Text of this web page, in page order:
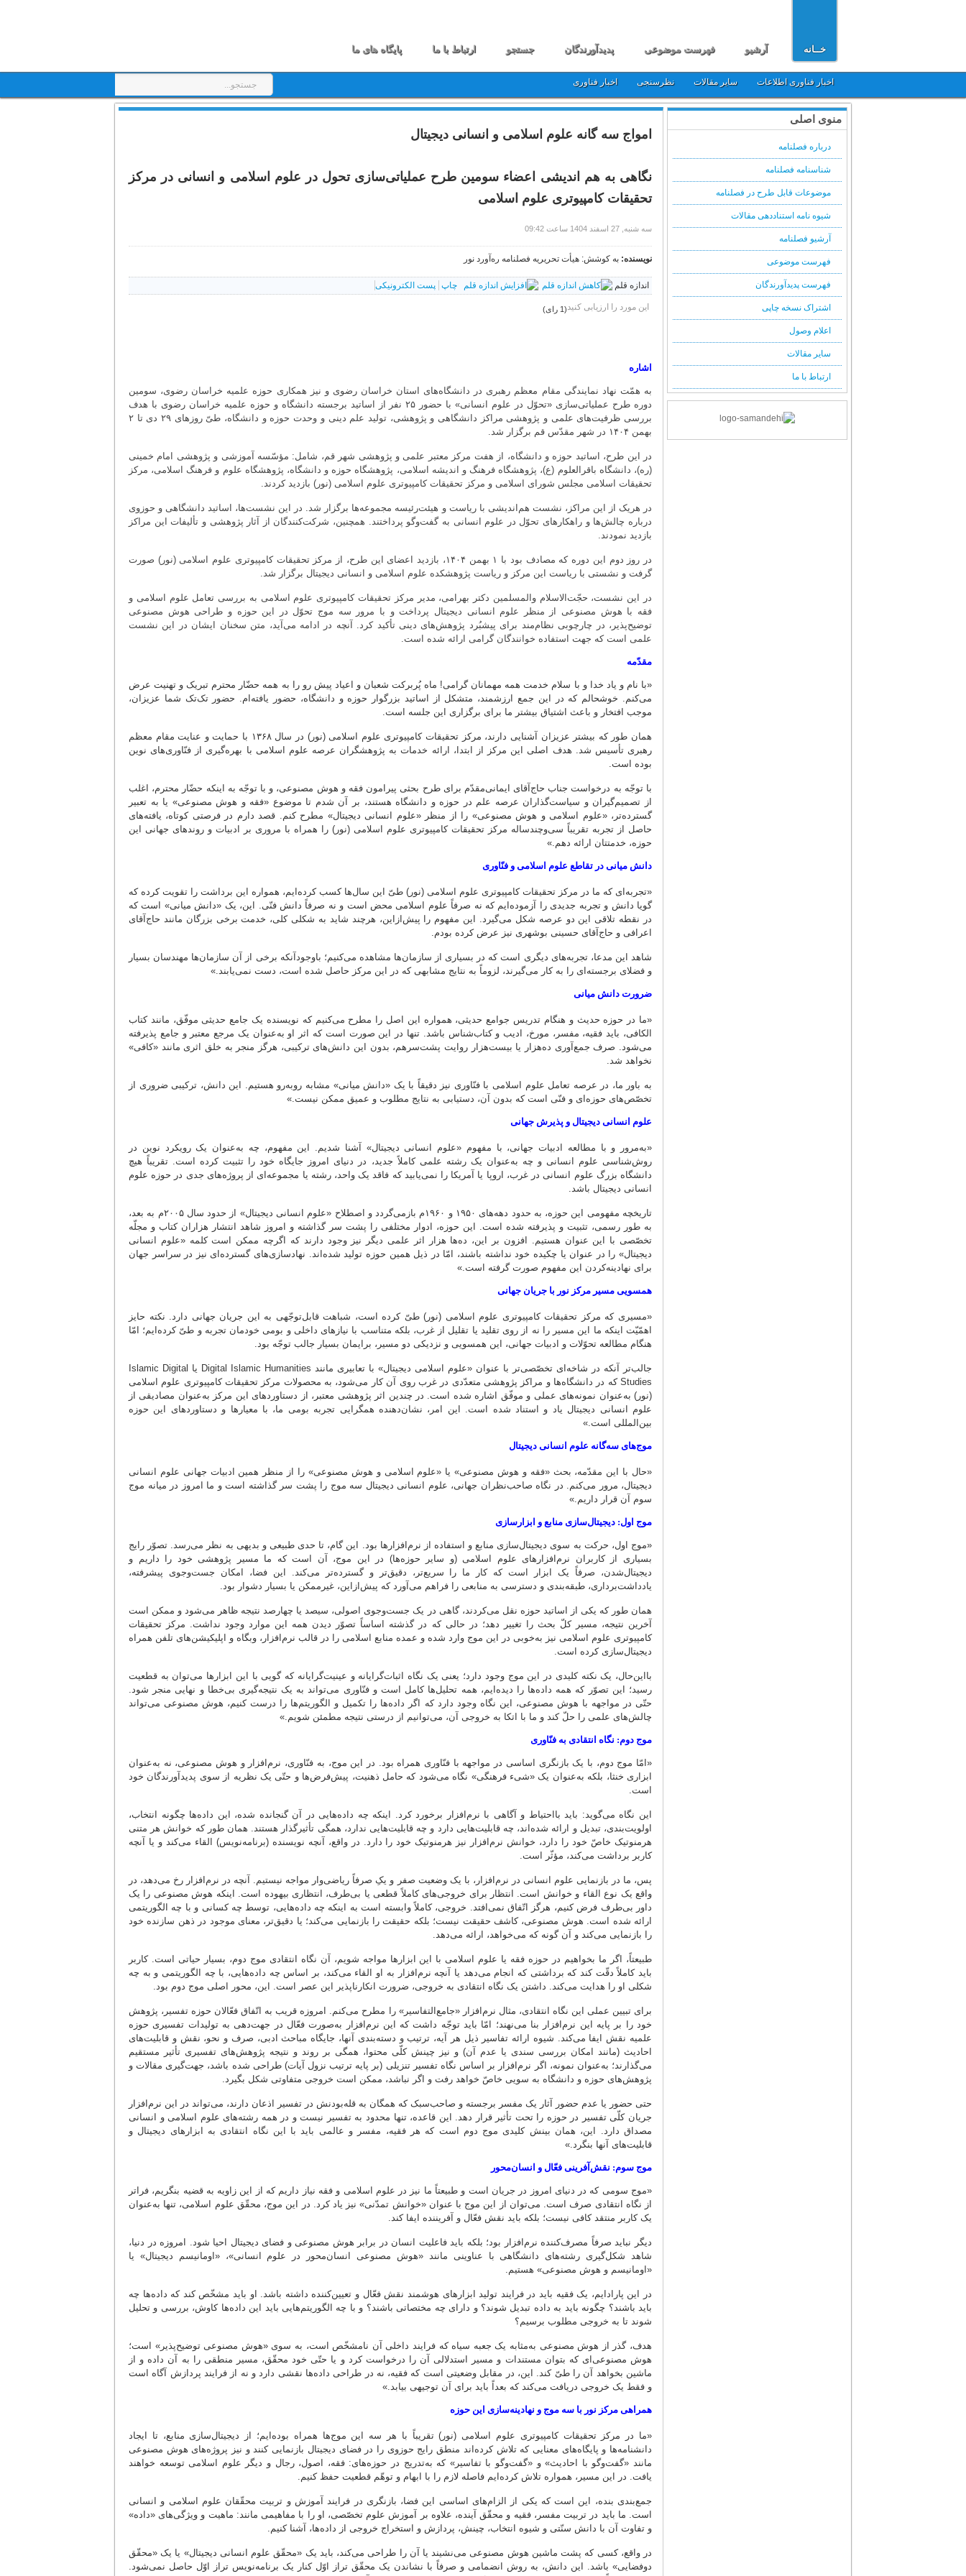
خــانه آرشیو فهرست موضوعی پدیدآورندگان جستجو ارتباط با ما پایگاه های ما
اخبار فناوری اطلاعات سایر مقالات نظرسنجی اخبار فناوری
امواج سه گانه علوم اسلامی و انسانی دیجیتال
نگاهی به هم اندیشی اعضاء سومین طرح عملیاتی‌سازی تحول در علوم اسلامی و انسانی در مرکز
تحقیقات کامپیوتری علوم اسلامی
سه شنبه, 27 اسفند 1404 ساعت 09:42
نویسنده: به کوشش: هیأت تحریریه فصلنامه ره‌آورد نور
اندازه قلم چاپ پست الکترونیکی
این مورد را ارزیابی کنید(1 رای)
اشاره
به همّت نهاد نمایندگی مقام معظم رهبری در دانشگاه‌های استان خراسان رضوی و نیز همکاری حوزه علمیه خراسان رضوی، سومین
دوره طرح عملیاتی‌سازی «تحوّل در علوم انسانی» با حضور ۲۵ نفر از اساتید برجسته دانشگاه و حوزه علمیه خراسان رضوی با هدف
بررسی ظرفیت‌های علمی و پژوهشی مراکز دانشگاهی و پژوهشی، تولید علم دینی و وحدت حوزه و دانشگاه، طیّ روزهای ۲۹ دی تا ۲
بهمن ۱۴۰۴ در شهر مقدّس قم برگزار شد.
در این طرح، اساتید حوزه و دانشگاه، از هفت مرکز معتبر علمی و پژوهشی شهر قم، شامل: مؤسّسه آموزشی و پژوهشی امام خمینی
(ره)، دانشگاه باقرالعلوم (ع)، پژوهشگاه فرهنگ و اندیشه اسلامی، پژوهشگاه حوزه و دانشگاه، پژوهشگاه علوم و فرهنگ اسلامی، مرکز
تحقیقات اسلامی مجلس شورای اسلامی و مرکز تحقیقات کامپیوتری علوم اسلامی (نور) بازدید کردند.
در هریک از این مراکز، نشست هم‌اندیشی با ریاست و هیئت‌رئیسه مجموعه‌ها برگزار شد. در این نشست‌ها، اساتید دانشگاهی و حوزوی
درباره چالش‌ها و راهکارهای تحوّل در علوم انسانی به گفت‌وگو پرداختند. همچنین، شرکت‌کنندگان از آثار پژوهشی و تألیفات این مراکز
بازدید نمودند.
در روز دوم این دوره که مصادف بود با ۱ بهمن ۱۴۰۴، بازدید اعضای این طرح، از مرکز تحقیقات کامپیوتری علوم اسلامی (نور) صورت
گرفت و نشستی با ریاست این مرکز و ریاست پژوهشکده علوم اسلامی و انسانی دیجیتال برگزار شد.
در این نشست، حجّت‌الاسلام والمسلمین دکتر بهرامی، مدیر مرکز تحقیقات کامپیوتری علوم اسلامی به بررسی تعامل علوم اسلامی و
فقه با هوش مصنوعی از منظر علوم انسانی دیجیتال پرداخت و با مرور سه موج تحوّل در این حوزه و طراحی هوش مصنوعی
توضیح‌پذیر، در چارچوبی نظام‌مند برای پیشبُرد پژوهش‌های دینی تأکید کرد. آنچه در ادامه می‌آید، متن سخنان ایشان در این نشست
علمی است که جهت استفاده خوانندگان گرامی ارائه شده است.
مقدّمه
«با نام و یاد خدا و با سلام خدمت همه مهمانان گرامی! ماه پُربرکت شعبان و اعیاد پیش رو را به همه حضّار محترم تبریک و تهنیت عرض
می‌کنم. خوشحالم که در این جمع ارزشمند، متشکل از اساتید بزرگوار حوزه و دانشگاه، حضور یافته‌ام. حضور تک‌تک شما عزیزان،
موجب افتخار و باعث اشتیاق بیشتر ما برای برگزاری این جلسه است.
همان طور که بیشتر عزیزان آشنایی دارند، مرکز تحقیقات کامپیوتری علوم اسلامی (نور) در سال ۱۳۶۸ با حمایت و عنایت مقام معظم
رهبری تأسیس شد. هدف اصلی این مرکز از ابتدا، ارائه خدمات به پژوهشگران عرصه علوم اسلامی با بهره‌گیری از فنّاوری‌های نوین
بوده است.
با توجّه به درخواست جناب حاج‌آقای ایمانی‌مقدّم برای طرح بحثی پیرامون فقه و هوش مصنوعی، و با توجّه به اینکه حضّار محترم، اغلب
از تصمیم‌گیران و سیاست‌گذاران عرصه علم در حوزه و دانشگاه هستند، بر آن شدم تا موضوع «فقه و هوش مصنوعی» یا به تعبیر
گسترده‌تر، «علوم اسلامی و هوش مصنوعی» را از منظر «علوم انسانی دیجیتال» مطرح کنم. قصد دارم در فرصتی کوتاه، یافته‌های
حاصل از تجربه تقریباً سی‌وچندساله مرکز تحقیقات کامپیوتری علوم اسلامی (نور) را همراه با مروری بر ادبیات و روندهای جهانی این
حوزه، خدمتتان ارائه دهم.»
دانش میانی در تقاطع علوم اسلامی و فنّاوری
«تجربه‌ای که ما در مرکز تحقیقات کامپیوتری علوم اسلامی (نور) طیّ این سال‌ها کسب کرده‌ایم، همواره این برداشت را تقویت کرده که
گویا دانش و تجربه جدیدی را آزموده‌ایم که نه صرفاً علوم اسلامی محض است و نه صرفاً دانش فنّی. این، یک «دانش میانی» است که
در نقطه تلاقی این دو عرصه شکل می‌گیرد. این مفهوم را پیش‌ازاین، هرچند شاید به شکلی کلی، خدمت برخی بزرگان مانند حاج‌آقای
اعرافی و حاج‌آقای حسینی بوشهری نیز عرض کرده بودم.
شاهد این مدعا، تجربه‌های دیگری است که در بسیاری از سازمان‌ها مشاهده می‌کنیم؛ باوجودآنکه برخی از آن سازمان‌ها مهندسان بسیار
و فضلای برجسته‌ای را به کار می‌گیرند، لزوماً به نتایج مشابهی که در این مرکز حاصل شده است، دست نمی‌یابند.»
ضرورت دانش میانی
«ما در حوزه حدیث و هنگام تدریس جوامع حدیثی، همواره این اصل را مطرح می‌کنیم که نویسنده یک جامع حدیثی موفّق، مانند کتاب
الکافی، باید فقیه، مفسر، مورخ، ادیب و کتاب‌شناس باشد. تنها در این صورت است که اثر او به‌عنوان یک مرجع معتبر و جامع پذیرفته
می‌شود. صرف جمع‌آوری ده‌هزار یا بیست‌هزار روایت پشت‌سرهم، بدون این دانش‌های ترکیبی، هرگز منجر به خلق اثری مانند «کافی»
نخواهد شد.
به باور ما، در عرصه تعامل علوم اسلامی با فنّاوری نیز دقیقاً با یک «دانش میانی» مشابه روبه‌رو هستیم. این دانش، ترکیبی ضروری از
تخصّص‌های حوزه‌ای و فنّی است که بدون آن، دستیابی به نتایج مطلوب و عمیق ممکن نیست.»
علوم انسانی دیجیتال و پذیرش جهانی
«به‌مرور و با مطالعه ادبیات جهانی، با مفهوم «علوم انسانی دیجیتال» آشنا شدیم. این مفهوم، چه به‌عنوان یک رویکرد نوین در
روش‌شناسی علوم انسانی و چه به‌عنوان یک رشته علمی کاملاً جدید، در دنیای امروز جایگاه خود را تثبیت کرده است. تقریباً هیچ
دانشگاه بزرگ علوم انسانی در غرب، اروپا یا آمریکا را نمی‌یابید که فاقد یک واحد، رشته یا مجموعه‌ای از پروژه‌های جدی در حوزه علوم
انسانی دیجیتال باشد.
تاریخچه مفهومی این حوزه، به حدود دهه‌های ۱۹۵۰ و ۱۹۶۰م بازمی‌گردد و اصطلاح «علوم انسانی دیجیتال» از حدود سال ۲۰۰۵م به بعد،
به طور رسمی، تثبیت و پذیرفته شده است. این حوزه، ادوار مختلفی را پشت سر گذاشته و امروز شاهد انتشار هزاران کتاب و مجلّه
تخصّصی با این عنوان هستیم. افزون بر این، ده‌ها هزار اثر علمی دیگر نیز وجود دارند که اگرچه ممکن است کلمه «علوم انسانی
دیجیتال» را در عنوان یا چکیده خود نداشته باشند، امّا در ذیل همین حوزه تولید شده‌اند. نهادسازی‌های گسترده‌ای نیز در سراسر جهان
برای نهادینه‌کردن این مفهوم صورت گرفته است.»
همسویی مسیر مرکز نور با جریان جهانی
«مسیری که مرکز تحقیقات کامپیوتری علوم اسلامی (نور) طیّ کرده است، شباهت قابل‌توجّهی به این جریان جهانی دارد. نکته حایز
اهمّیّت اینکه ما این مسیر را نه از روی تقلید یا تقلیل از غرب، بلکه متناسب با نیازهای داخلی و بومی خودمان تجربه و طیّ کرده‌ایم؛ امّا
هنگام مطالعه تحوّلات و ادبیات جهانی، این همسویی و نزدیکی دو مسیر، برایمان بسیار جالب توجّه بود.
جالب‌تر آنکه در شاخه‌ای تخصّصی‌تر با عنوان «علوم اسلامی دیجیتال» با تعابیری مانند Digital Islamic Humanities یا Islamic Digital
Studies که در دانشگاه‌ها و مراکز پژوهشی متعدّدی در غرب روی آن کار می‌شود، به محصولات مرکز تحقیقات کامپیوتری علوم اسلامی
(نور) به‌عنوان نمونه‌های عملی و موفّق اشاره شده است. در چندین اثر پژوهشی معتبر، از دستاوردهای این مرکز به‌عنوان مصادیقی از
علوم انسانی دیجیتال یاد و استناد شده است. این امر، نشان‌دهنده همگرایی تجربه بومی ما، با معیارها و دستاوردهای این حوزه
بین‌المللی است.»
موج‌های سه‌گانه علوم انسانی دیجیتال
«حال با این مقدّمه، بحث «فقه و هوش مصنوعی» یا «علوم اسلامی و هوش مصنوعی» را از منظر همین ادبیات جهانی علوم انسانی
دیجیتال، مرور می‌کنم. در نگاه صاحب‌نظران جهانی، علوم انسانی دیجیتال سه موج را پشت سر گذاشته است و ما امروز در میانه موج
سوم آن قرار داریم.»
موج اول: دیجیتال‌سازی منابع و ابزارسازی
«موج اول، حرکت به سوی دیجیتال‌سازی منابع و استفاده از نرم‌افزارها بود. این گام، تا حدی طبیعی و بدیهی به نظر می‌رسد. تصوّر رایج
بسیاری از کاربران نرم‌افزارهای علوم اسلامی (و سایر حوزه‌ها) در این موج، آن است که ما مسیر پژوهشی خود را داریم و
دیجیتال‌شدن، صرفاً یک ابزار است که کار ما را سریع‌تر، دقیق‌تر و گسترده‌تر می‌کند. این فضا، امکان جست‌وجوی پیشرفته،
یادداشت‌برداری، طبقه‌بندی و دسترسی به منابعی را فراهم می‌آورد که پیش‌ازاین، غیرممکن یا بسیار دشوار بود.
همان طور که یکی از اساتید حوزه نقل می‌کردند، گاهی در یک جست‌وجوی اصولی، سیصد یا چهارصد نتیجه ظاهر می‌شود و ممکن است
آخرین نتیجه، مسیر کلّ بحث را تغییر دهد؛ در حالی که در گذشته اساساً تصوّر دیدن همه این موارد وجود نداشت. مرکز تحقیقات
کامپیوتری علوم اسلامی نیز به‌خوبی در این موج وارد شده و عمده منابع اسلامی را در قالب نرم‌افزار، وبگاه و اپلیکیشن‌های تلفن همراه
دیجیتال‌سازی کرده است.
بااین‌حال، یک نکته کلیدی در این موج وجود دارد؛ یعنی یک نگاه اثبات‌گرایانه و عینیت‌گرایانه که گویی با این ابزارها می‌توان به قطعیت
رسید؛ این تصوّر که همه داده‌ها را دیده‌ایم، همه تحلیل‌ها کامل است و فنّاوری می‌تواند به یک نتیجه‌گیری بی‌خطا و نهایی منجر شود.
حتّی در مواجهه با هوش مصنوعی، این نگاه وجود دارد که اگر داده‌ها را تکمیل و الگوریتم‌ها را درست کنیم، هوش مصنوعی می‌تواند
چالش‌های علمی را حلّ کند و ما با اتکا به خروجی آن، می‌توانیم از درستی نتیجه مطمئن شویم.»
موج دوم: نگاه انتقادی به فنّاوری
«امّا موج دوم، با یک بازنگری اساسی در مواجهه با فنّاوری همراه بود. در این موج، به فنّاوری، نرم‌افزار و هوش مصنوعی، نه به‌عنوان
ابزاری خنثا، بلکه به‌عنوان یک «شیء فرهنگی» نگاه می‌شود که حامل ذهنیت، پیش‌فرض‌ها و حتّی یک نظریه از سوی پدیدآورندگان خود
است.
این نگاه می‌گوید: باید بااحتیاط و آگاهی با نرم‌افزار برخورد کرد. اینکه چه داده‌هایی در آن گنجانده شده، این داده‌ها چگونه انتخاب،
اولویت‌بندی، تبدیل و ارائه شده‌اند، چه قابلیت‌هایی دارد و چه قابلیت‌هایی ندارد، همگی تأثیرگذار هستند. همان طور که خوانش هر متنی
هرمنوتیک خاصّ خود را دارد، خوانش نرم‌افزار نیز هرمنوتیک خود را دارد. در واقع، آنچه نویسنده (برنامه‌نویس) القاء می‌کند و یا آنچه
کاربر برداشت می‌کند، مؤثّر است.
پس، ما در بازنمایی علوم انسانی در نرم‌افزار، با یک وضعیت صفر و یکِ صرفاً ریاضی‌وار مواجه نیستیم. آنچه در نرم‌افزار رخ می‌دهد، در
واقع یک نوع القاء و خوانش است. انتظار برای خروجی‌های کاملاً قطعی یا بی‌طرف، انتظاری بیهوده است. اینکه هوش مصنوعی را یک
داور بی‌طرف فرض کنیم، هرگز اتّفاق نمی‌افتد. خروجی، کاملاً وابسته است به اینکه چه داده‌هایی، توسط چه کسانی و با چه الگوریتمی
ارائه شده است. هوش مصنوعی، کاشف حقیقت نیست؛ بلکه حقیقت را بازنمایی می‌کند؛ یا دقیق‌تر، معنای موجود در ذهن سازنده خود
را بازنمایی می‌کند و آن گونه که می‌خواهد، ارائه می‌دهد.
طبیعتاً، اگر ما بخواهیم در حوزه فقه یا علوم اسلامی با این ابزارها مواجه شویم، آن نگاه انتقادی موج دوم، بسیار حیاتی است. کاربر
باید کاملاً دقّت کند که برداشتی که انجام می‌دهد یا آنچه نرم‌افزار به او القاء می‌کند، بر اساس چه داده‌هایی، با چه الگوریتمی و به چه
شکلی او را هدایت می‌کند. داشتن یک نگاه انتقادی به خروجی، ضرورت انکارناپذیر این عصر است. این، محور اصلی موج دوم بود.
برای تبیین عملی این نگاه انتقادی، مثال نرم‌افزار «جامع‌التفاسیر» را مطرح می‌کنم. امروزه قریب به اتّفاق فعّالان حوزه تفسیر، پژوهش
خود را بر پایه این نرم‌افزار بنا می‌نهند؛ امّا باید توجّه داشت که این نرم‌افزار به‌صورت فعّال در جهت‌دهی به تولیدات تفسیری حوزه
علمیه نقش ایفا می‌کند. شیوه ارائه تفاسیر ذیل هر آیه، ترتیب و دسته‌بندی آنها، جایگاه مباحث ادبی، صرف و نحو، نقش و قابلیت‌های
احادیث (مانند امکان بررسی سندی یا عدم آن) و نیز چینش کلّی محتوا، همگی بر روند و نتیجه پژوهش‌های تفسیری تأثیر مستقیم
می‌گذارند؛ به‌عنوان نمونه، اگر نرم‌افزار بر اساس نگاه تفسیر تنزیلی (بر پایه ترتیب نزول آیات) طراحی شده باشد، جهت‌گیری مقالات و
پژوهش‌های حوزه و دانشگاه به سویی خاصّ خواهد رفت و اگر نباشد، ممکن است خروجی متفاوتی شکل بگیرد.
حتی حضور یا عدم حضور آثار یک مفسر برجسته و صاحب‌سبک که همگان به قله‌بودنش در تفسیر اذعان دارند، می‌تواند در این نرم‌افزار
جریان کلّی تفسیر در حوزه را تحت تأثیر قرار دهد. این قاعده، تنها محدود به تفسیر نیست و در همه رشته‌های علوم اسلامی و انسانی
مصداق دارد. این، همان بینش کلیدی موج دوم است که هر فقیه، مفسر و عالمی باید با این نگاه انتقادی به ابزارهای دیجیتال و
قابلیت‌های آنها بنگرد.»
موج سوم: نقش‌آفرینی فعّال و انسان‌محور
«موج سومی که در دنیای امروز در جریان است و طبیعتاً ما نیز در علوم اسلامی و فقه نیاز داریم که از این زاویه به قضیه بنگریم، فراتر
از نگاه انتقادی صرف است. می‌توان از این موج با عنوان «خوانش تمدّنی» نیز یاد کرد. در این موج، محقّق علوم اسلامی، تنها به‌عنوان
یک کاربر منتقد کافی نیست؛ بلکه باید نقش فعّال و آفریننده ایفا کند.
دیگر نباید صرفاً مصرف‌کننده نرم‌افزار بود؛ بلکه باید فاعلیت انسان در برابر هوش مصنوعی و فضای دیجیتال احیا شود. امروزه در دنیا،
شاهد شکل‌گیری رشته‌های دانشگاهی با عناوینی مانند «هوش مصنوعی انسان‌محور در علوم انسانی»، «اومانیسم دیجیتال» یا
«اومانیسم و هوش مصنوعی» هستیم.
در این پارادایم، یک فقیه باید در فرایند تولید ابزارهای هوشمند نقش فعّال و تعیین‌کننده داشته باشد. او باید مشخّص کند که داده‌ها چه
باید باشند؟ چگونه باید به داده تبدیل شوند؟ و دارای چه مختصاتی باشند؟ و با چه الگوریتم‌هایی باید این داده‌ها کاوش، بررسی و تحلیل
شوند تا به خروجی مطلوب برسیم؟
هدف، گذر از هوش مصنوعی به‌مثابه یک جعبه سیاه که فرایند داخلی آن نامشخّص است، به سوی «هوش مصنوعی توضیح‌پذیر» است؛
هوش مصنوعی‌ای که بتوان مستندات و مسیر استدلالی آن را درخواست کرد و یا حتّی خود محقّق، مسیر منطقی را به آن داده و از
ماشین بخواهد آن را طیّ کند. این، در مقابل وضعیتی است که فقیه، نه در طراحی داده‌ها نقشی دارد و نه از فرایند پردازش آگاه است
و فقط یک خروجی دریافت می‌کند که بعداً باید برای آن توجیهی بیابد.»
همراهی مرکز نور با سه موج و نهادینه‌سازی این حوزه
«ما در مرکز تحقیقات کامپیوتری علوم اسلامی (نور) تقریباً با هر سه این موج‌ها همراه بوده‌ایم؛ از دیجیتال‌سازی منابع، تا ایجاد
دانشنامه‌ها و پایگاه‌های معنایی که تلاش کرده‌اند منطق رایج حوزوی را در فضای دیجیتال بازنمایی کنند و نیز پروژه‌های هوش مصنوعی
مانند «گفت‌وگو با احادیث» و «گفت‌وگو با تفاسیر» که به‌تدریج در حوزه‌های: فقه، اصول، رجال و دیگر علوم اسلامی توسعه خواهند
یافت. در این مسیر، همواره تلاش کرده‌ایم فاصله لازم را با ابهام و توهّم قطعیت حفظ کنیم.
جمع‌بندی بنده، این است که یکی از الزام‌های اساسی این فضا، بازنگری در فرایند آموزش و تربیت محقّقان علوم اسلامی و انسانی
است. ما باید در تربیت مفسر، فقیه و محقّق آینده، علاوه بر آموزش علوم تخصّصی، او را با مفاهیمی مانند: ماهیت و ویژگی‌های «داده»
و تفاوت آن با دانش سنّتی و شیوه انتخاب، چینش، پردازش و استخراج خروجی از داده‌ها،
آشنا کنیم.
در واقع، کسی که پشت ماشین هوش مصنوعی می‌نشیند یا آن را طراحی می‌کند، باید یک «محقّق علوم انسانی دیجیتال» یا یک «محقّق
دوفضایی» باشد. این دانش، به روش انضمامی و صرفاً با نشاندن یک محقّق تراز اوّل کنار یک برنامه‌نویس تراز اوّل حاصل نمی‌شود.
منوی اصلی
درباره فصلنامه
شناسنامه فصلنامه
موضوعات قابل طرح در فصلنامه
شیوه نامه استناددهی مقالات
آرشیو فصلنامه
فهرست موضوعی
فهرست پدیدآورندگان
اشتراک نسخه چاپی
اعلام وصول
سایر مقالات
ارتباط با ما